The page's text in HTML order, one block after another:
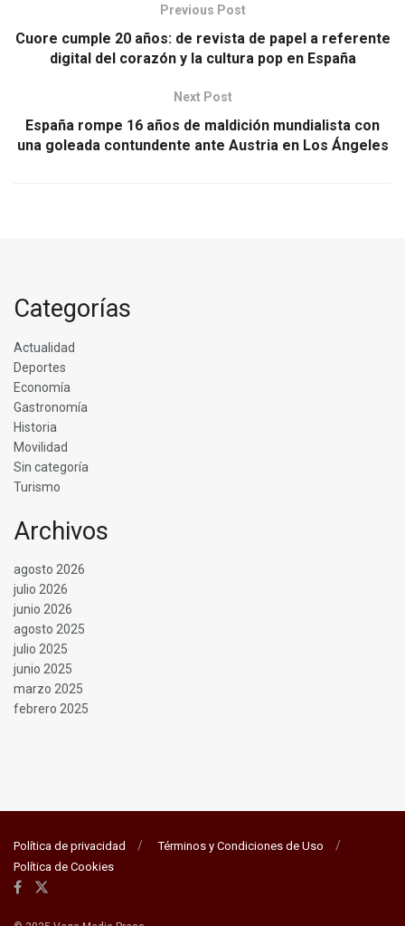
Previous Post
Cuore cumple 20 años: de revista de papel a referente
digital del corazón y la cultura pop en España
Next Post
España rompe 16 años de maldición mundialista con
una goleada contundente ante Austria en Los Ángeles
Categorías
Actualidad
Deportes
Economía
Gastronomía
Historia
Movilidad
Sin categoría
Turismo
Archivos
agosto 2026
julio 2026
junio 2026
agosto 2025
julio 2025
junio 2025
marzo 2025
febrero 2025
Política de privacidad
Términos y Condiciones de Uso
Política de Cookies